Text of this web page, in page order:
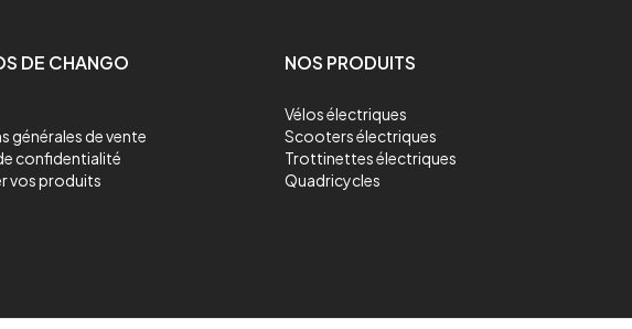
DE CHANGO
générales de vente
confidentialité
vos produits
NOS PRODUITS
Vélos électriques
Scooters électriques
Trottinettes électriques
Quadricycles